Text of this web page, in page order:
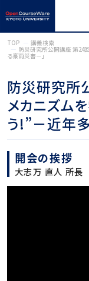
TOP 講義検索
防災研究所公開講座 第24
る豪雨災害－」
防災研究所
メカニズム
う!”－近年
開会の挨拶
大志万 直人 所長